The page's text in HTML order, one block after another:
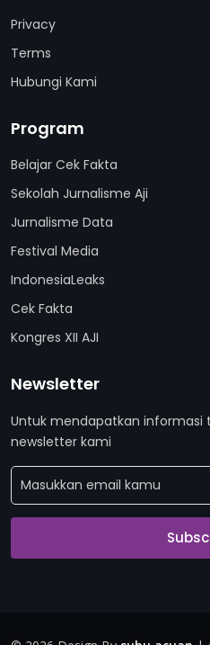
Privacy
Terms
Hubungi Kami
Program
Belajar Cek Fakta
Sekolah Jurnalisme Aji
Jurnalisme Data
Festival Media
IndonesiaLeaks
Cek Fakta
Kongres XII AJI
Newsletter
Untuk mendapatkan informasi
newsletter kami